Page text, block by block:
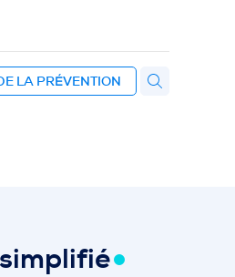
LA PRÉVENTION